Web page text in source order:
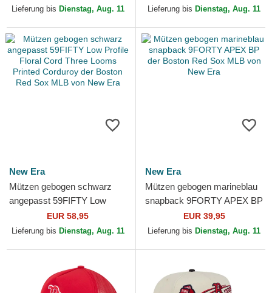
Boston Red Sox MLB...
Lieferung bis Dienstag, Aug. 11
von Nike
Lieferung bis Dienstag, Aug. 11
New Era
Mützen gebogen schwarz
angepasst 59FIFTY Low
Profile Floral Cord Three
Looms Printed Corduroy
EUR 58,95
Lieferung bis Dienstag, Aug. 11
New Era
Mützen gebogen marineblau
snapback 9FORTY APEX BP
der Boston Red Sox MLB
von New Era
EUR 39,95
Lieferung bis Dienstag, Aug. 11